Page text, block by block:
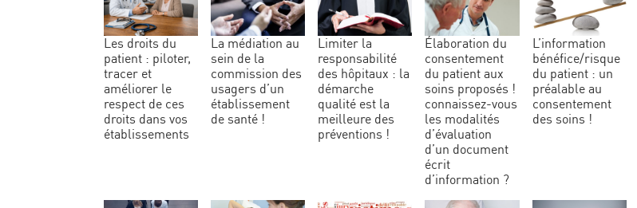
les droits du
patient : piloter,
tracer et
améliorer le
respect de ces
droits dans vos
établissements
la médiation au
sein de la
commission des
usagers d’un
établissement
de santé !
limiter la
responsabilité
des hôpitaux : la
démarche
qualité est la
meilleure des
préventions !
élaboration du
consentement
du patient aux
soins proposés !
connaissez-vous
les modalités
d’évaluation
d’un document
écrit
d’information ?
l’information
bénéfice/risque
du patient : un
préalable au
consentement
des soins !